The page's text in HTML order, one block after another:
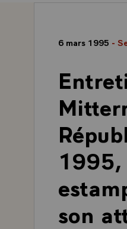
6 mars 1995 -
1995,
son